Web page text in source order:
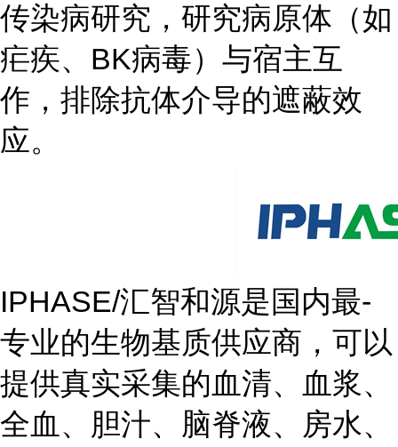
传染病研究，研究病原体（如
疟疾、BK病毒）与宿主互
作，排除抗体介导的遮蔽效
应。
IPHASE/汇智和源是国内最-
专业的生物基质供应商，可以
提供真实采集的血清、血浆、
全血、胆汁、脑脊液、房水、